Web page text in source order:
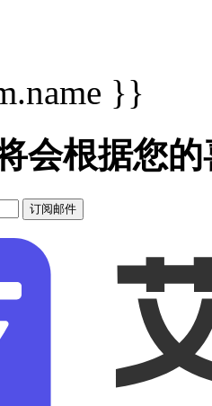
}}
会根据您
订阅邮件